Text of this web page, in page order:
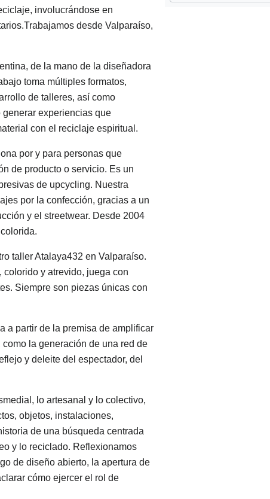
involucrándose en
desde Valparaíso,
de la mano de la diseñadora
toma múltiples formatos,
de talleres, así como
experiencias que
con el reciclaje espiritual.
por y para personas que
de producto o servicio. Es un
de upcycling. Nuestra
por la confección, gracias a un
y el streetwear. Desde 2004
taller Atalaya432 en Valparaíso.
y atrevido, juega con
Siempre son piezas únicas con
a partir de la premisa de amplificar
la generación de una red de
y deleite del espectador, del
lo artesanal y lo colectivo,
objetos, instalaciones,
de una búsqueda centrada
y lo reciclado. Reflexionamos
de diseño abierto, la apertura de
cómo ejercer el rol de